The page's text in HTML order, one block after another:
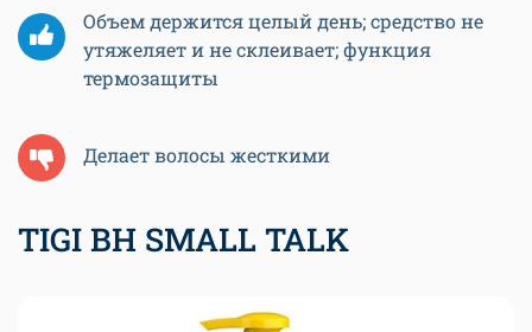
Объем держится целый день; средство не
утяжеляет и не склеивает; функция
термозащиты
Делает волосы жесткими
TIGI BH SMALL TALK